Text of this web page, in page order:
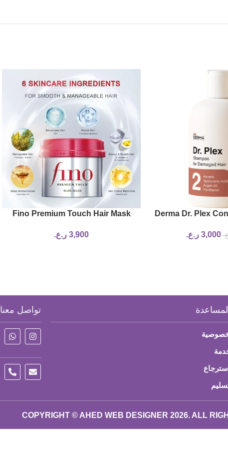
101 Derma Dr. Plex
3,000 ر.ع.
Fino Premium Touch Hair Mask
3,900 ر.ع.
تواصل معنا
COPYRIGHT © AHED WEB DESIGNER 2026. ALL